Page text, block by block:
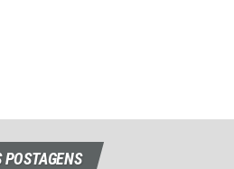
POSTAGENS